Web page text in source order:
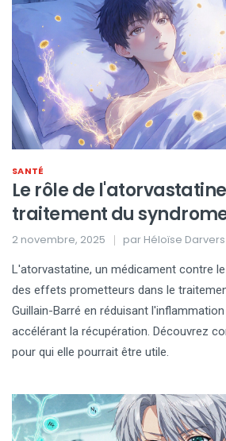
SANTÉ
Le rôle de
traitement du
Barré
2 novembre, 2025 par Héloïse Darvers
L'atorvastatine, un médicament contre
des effets prometteurs dans le
Guillain-Barré en réduisant
accélérant la récupération. Découvrez
pour qui elle pourrait être utile.